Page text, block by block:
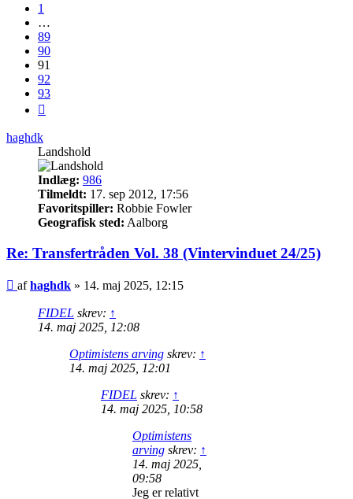
1
…
89
90
91
92
93
haghdk
Landshold
Indlæg: 986
Tilmeldt: 17. sep 2012, 17:56
Favoritspiller: Robbie Fowler
Geografisk sted: Aalborg
Re: Transfertråden Vol. 38 (Vintervinduet 24/25)
Indlæg
afhaghdk » 14. maj 2025, 12:15
FIDEL skrev: ↑
14. maj 2025, 12:08
Optimistens arving skrev: ↑
14. maj 2025, 12:01
FIDEL skrev: ↑
14. maj 2025, 10:58
Optimistens
arving skrev: ↑
14. maj 2025,
09:58
Jeg er relativt